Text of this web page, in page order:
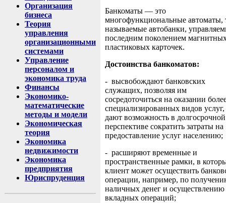
Организация
бизнеса
Теория
управления
организационными
системами
Управление
персоналом и
экономика труда
Финансы
Экономико-
математические
методы и модели
Экономическая
теория
Экономика
недвижимости
Экономика
предприятия
Юриспруденция
Банкоматы — это
многофункциональные автоматы,
называемые автобанки,
последним поколением
пластиковых карточек.
Достоинства банкоматов:
- высвобождают банковских
служащих, позволяя им
сосредоточиться на оказании
специализированных видов
дают возможность в долгосрочной
перспективе сократить затраты на
предоставление услуг населению;
- расширяют временные и
пространственные рамки, в
клиент может осуществить
операции, например, по
наличных денег и осуществлению
вкладных операций;